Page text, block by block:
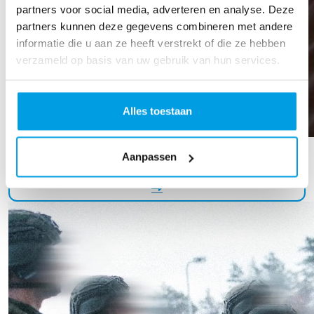
partners voor social media, adverteren en analyse. Deze
partners kunnen deze gegevens combineren met andere
informatie die u aan ze heeft verstrekt of die ze hebben
verzameld op basis van uw gebruik van hun services.
Alles toestaan
Aanpassen